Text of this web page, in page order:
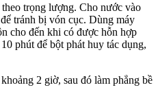
trọng lượng. Cho nước vào
tránh bị vón cục. Dùng máy
cho đến khi có được hỗn hợp
phút để bột phát huy tác dụng,
2 giờ, sau đó làm phẳng bề